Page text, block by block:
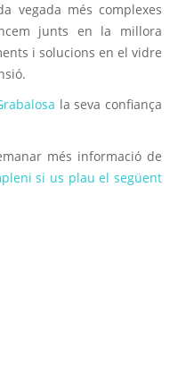
vegada més complexes
junts en la millora
i solucions en el vidre
la seva confiança
més informació de
si us plau el següent